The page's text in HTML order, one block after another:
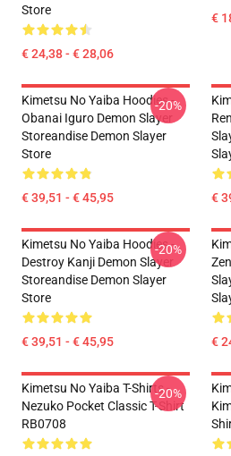
Store
€ 24,38 - € 28,06
€
Kimetsu No Yaiba Hoodies -
Obanai Iguro Demon Slayer
Storeandise Demon Slayer
Store
€ 39,51 - € 45,95
-20%
€
Kimetsu No Yaiba Hoodies -
Destroy Kanji Demon Slayer
Storeandise Demon Slayer
Store
€ 39,51 - € 45,95
-20%
€
Kimetsu No Yaiba T-Shirts -
Nezuko Pocket Classic T-Shirt
RB0708
-20%